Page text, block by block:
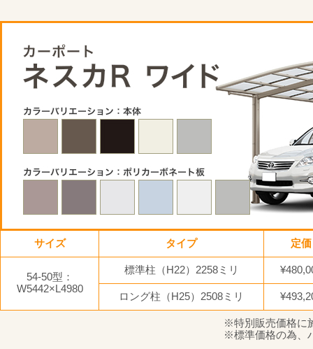
サイズ タイプ 定価
54-50型：
W5442×L4980
標準柱（H22）2258ミリ
ロング柱（H25）2508ミリ
※特別販売価格に
※標準価格の為、